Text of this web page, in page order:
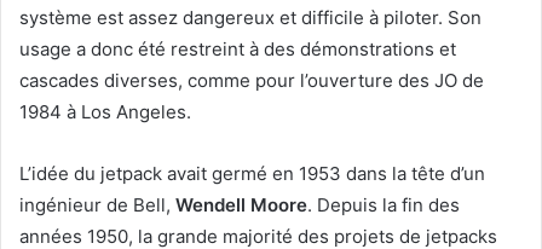
système est assez dangereux et difficile à piloter. Son
usage a donc été restreint à des démonstrations et
cascades diverses, comme pour l’ouverture des JO de
1984 à Los Angeles.
L’idée du jetpack avait germé en 1953 dans la tête d’un
ingénieur de Bell, Wendell Moore. Depuis la fin des
années 1950, la grande majorité des projets de jetpacks